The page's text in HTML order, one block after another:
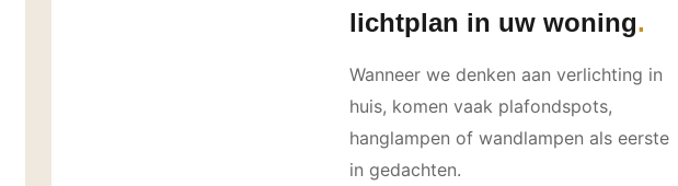
lichtplan in uw woning
Wanneer we denken aan verlichting in
huis, komen vaak plafondspots,
hanglampen of wandlampen als eerste
in gedachten.